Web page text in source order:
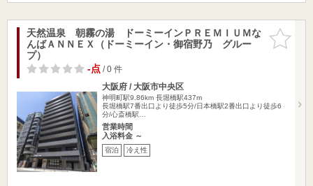
お気に入
りに追加
天然温泉 朝霧の湯 ドーミーインＰＲＥＭＩＵＭな
んばＡＮＮＥＸ（ドーミーイン・御宿野乃 グルー
プ）
-点/ 0 件
大阪府 / 大阪市中央区
神明町駅9.86km 長堀橋駅437m
長堀橋駅7番出口より徒歩5分/日本橋駅2番出口より徒歩6
分/心斎橋駅…
営業時間
入浴料金 ～
宿泊 冷え性